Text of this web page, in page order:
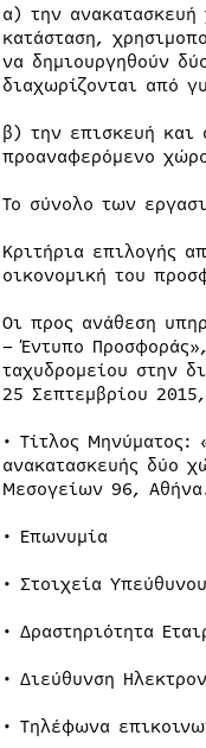
α) την
κατάσταση,
να δημιουργηθούν
διαχωρίζονται από
β) την επισκευή και
προαναφερόμενο
Το σύνολο των
Κριτήρια επιλογής
οικονομική του
Οι προς ανάθεση
– Έντυπο
ταχυδρομείου στην
25 Σεπτεμβρίου
• Τίτλος Μηνύματος:
ανακατασκευής δύο
Μεσογείων 96,
• Επωνυμία
• Στοιχεία
• Δραστηριότητα
• Διεύθυνση
• Τηλέφωνα